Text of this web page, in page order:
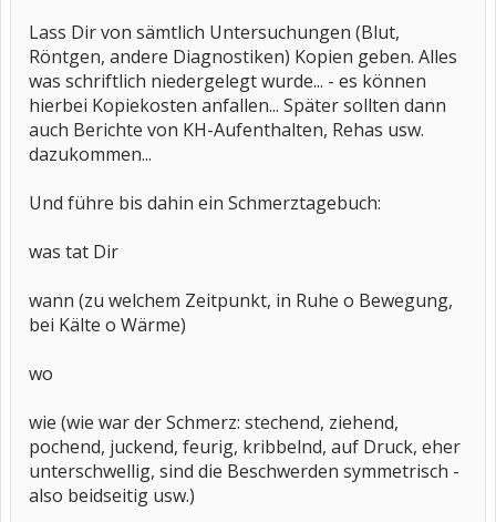
Lass Dir von sämtlich Untersuchungen (Blut,
Röntgen, andere Diagnostiken) Kopien geben. Alles
was schriftlich niedergelegt wurde... - es können
hierbei Kopiekosten anfallen... Später sollten dann
auch Berichte von KH-Aufenthalten, Rehas usw.
dazukommen...
Und führe bis dahin ein Schmerztagebuch:
was tat Dir
wann (zu welchem Zeitpunkt, in Ruhe o Bewegung,
bei Kälte o Wärme)
wo
wie (wie war der Schmerz: stechend, ziehend,
pochend, juckend, feurig, kribbelnd, auf Druck, eher
unterschwellig, sind die Beschwerden symmetrisch -
also beidseitig usw.)